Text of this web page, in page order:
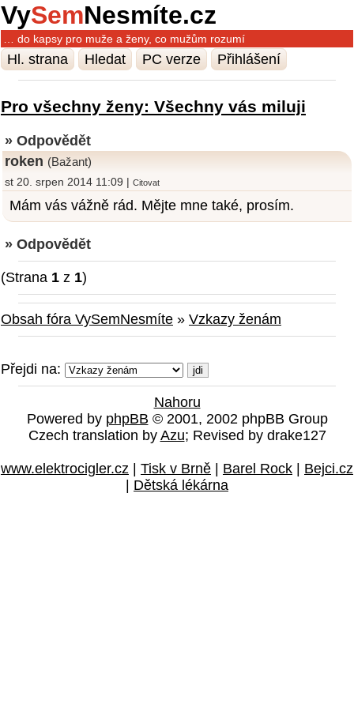
VySemNesmíte.cz
… do kapsy pro muže a ženy, co mužům rozumí
Hl. strana Hledat PC verze Přihlášení
Pro všechny ženy: Všechny vás miluji
» Odpovědět
roken (Bažant)
st 20. srpen 2014 11:09 | Citovat
Mám vás vážně rád. Mějte mne také, prosím.
» Odpovědět
(Strana 1 z 1)
Obsah fóra VySemNesmíte » Vzkazy ženám
Přejdi na:
Nahoru
Powered by phpBB © 2001, 2002 phpBB Group
Czech translation by Azu; Revised by drake127
www.elektrocigler.cz | Tisk v Brně | Barel Rock | Bejci.cz
| Dětská lékárna